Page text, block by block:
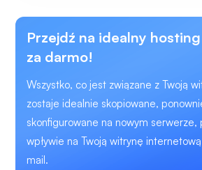
Przejdź na idealny
za darmo!
Wszystko, co jest związane z Twoją
zostaje idealnie skopiowane,
skonfigurowane na nowym serwerze,
wpływie na Twoją witrynę
mail.